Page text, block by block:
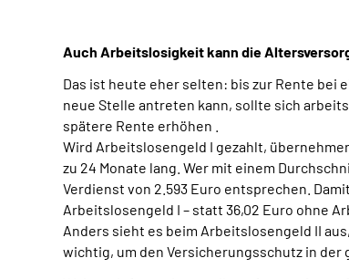
Auch Arbeitslosigkeit kann die
Das ist heute eher selten: bis zur Rente bei
neue Stelle antreten kann, sollte sich
spätere Rente erhöhen .
Wird Arbeitslosengeld I gezahlt,
zu 24 Monate lang. Wer mit einem
Verdienst von 2.593 Euro entsprechen.
Arbeitslosengeld I – statt 36,02 Euro ohne
Anders sieht es beim Arbeitslosengeld II
wichtig, um den Versicherungsschutz in